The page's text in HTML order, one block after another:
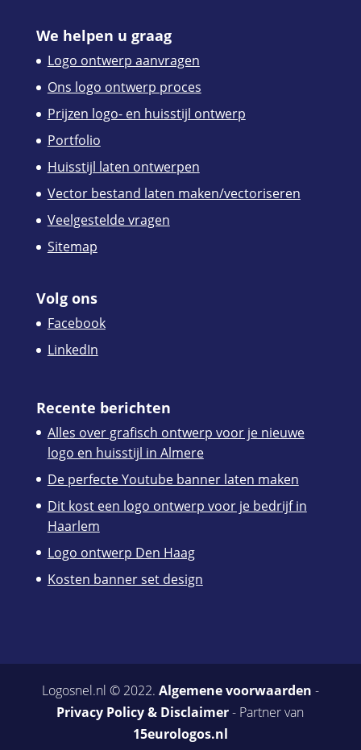
We helpen u graag
Logo ontwerp aanvragen
Ons logo ontwerp proces
Prijzen logo- en huisstijl ontwerp
Portfolio
Huisstijl laten ontwerpen
Vector bestand laten maken/vectoriseren
Veelgestelde vragen
Sitemap
Volg ons
Facebook
LinkedIn
Recente berichten
Alles over grafisch ontwerp voor je nieuwe
logo en huisstijl in Almere
De perfecte Youtube banner laten maken
Dit kost een logo ontwerp voor je bedrijf in
Haarlem
Logo ontwerp Den Haag
Kosten banner set design
Logosnel.nl © 2022. Algemene voorwaarden -
Privacy Policy & Disclaimer- Partner van
15eurologos.nl